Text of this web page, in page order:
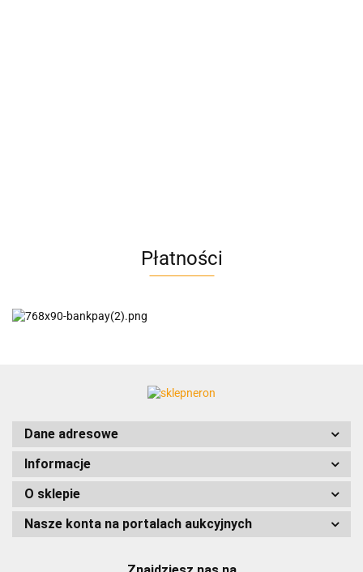
AC EasyLine
Płatności
Dane adresowe
Informacje
O sklepie
Nasze konta na portalach aukcyjnych